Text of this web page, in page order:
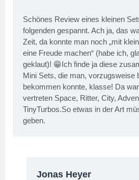
Schönes Review eines kleinen
folgenden gespannt. Ach ja, das
Zeit, da konnte man noch „mit
eine Freude machen“ (habe ich,
geklaut)! 😁Ich finde ja diese
Mini Sets, die man, vorzugsweise
bekommen konnte, klasse! Da
vertreten Space, Ritter, City,
TinyTurbos.So etwas in der Art
geben.
Jonas Heyer